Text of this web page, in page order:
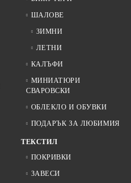
ШАЛОВЕ
ЗИМНИ
ЛЕТНИ
КАЛЪФИ
МИНИАТЮРИ
СВАРОВСКИ
ОБЛЕКЛО И ОБУВКИ
ПОДАРЪК ЗА ЛЮБИМИЯ
ТЕКСТИЛ
ПОКРИВКИ
ЗАВЕСИ